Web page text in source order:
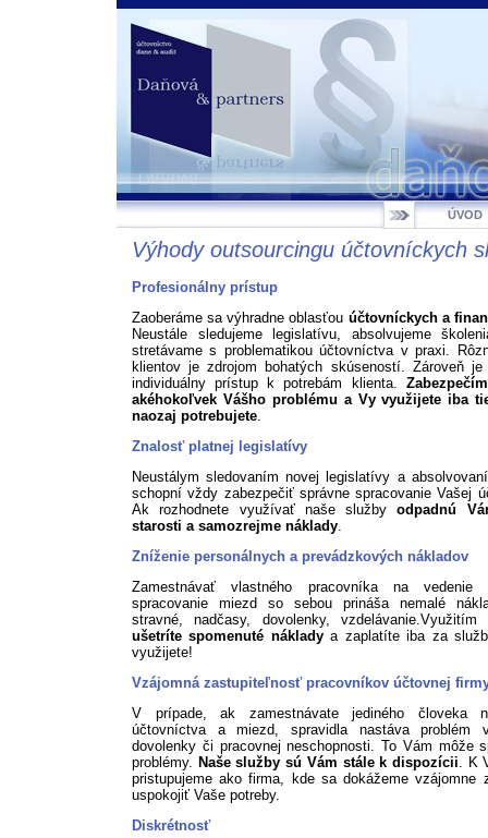
ÚVOD
Výhody outsourcingu účtovníckych
Profesionálny prístup
Zaoberáme sa výhradne oblasťou účtovníckych a
Neustále sledujeme legislatívu, absolvujeme
stretávame s problematikou účtovníctva v praxi.
klientov je zdrojom bohatých skúseností. Zároveň je
individuálny prístup k potrebám klienta.
akéhokoľvek Vášho problému a Vy využijete iba
naozaj potrebujete.
Znalosť platnej legislatívy
Neustálym sledovaním novej legislatívy a
schopní vždy zabezpečiť správne spracovanie Vašej
Ak rozhodnete využívať naše službyodpadnú
starosti a samozrejme náklady.
Zníženie personálnych a prevádzkových nákladov
Zamestnávať vlastného pracovníka na vedenie
spracovanie miezd so sebou prináša nemalé
stravné, nadčasy, dovolenky,
ušetríte spomenuté nákladya zaplatíte iba za
využijete!
Vzájomná zastupiteľnosť pracovníkov účtovnej
V prípade, ak zamestnávate jediného človeka
účtovníctva a miezd, spravidla nastáva problém
dovolenky či pracovnej neschopnosti. To Vám môže
problémy. Naše služby sú Vám stále k dispozícii. K
pristupujeme ako firma, kde sa dokážeme vzájomne
uspokojiť Vaše potreby.
Diskrétnosť